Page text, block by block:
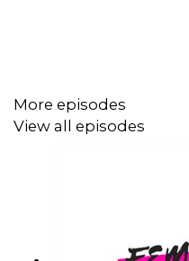
More episodes
View all episodes